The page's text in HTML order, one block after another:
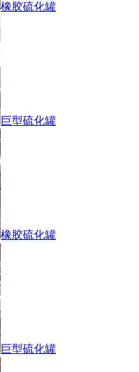
橡胶硫化罐
巨型硫化罐
橡胶硫化罐
巨型硫化罐